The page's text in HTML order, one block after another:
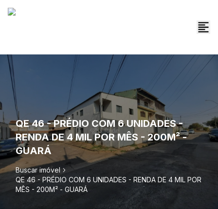
QE 46 - PRÉDIO COM 6 UNIDADES -
RENDA DE 4 MIL POR MÊS - 200M² -
GUARÁ
Buscar imóvel
QE 46 - PRÉDIO COM 6 UNIDADES - RENDA DE 4 MIL POR
MÊS - 200M² - GUARÁ